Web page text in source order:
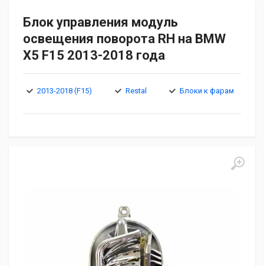
Блок управления модуль
освещения поворота RH на BMW
X5 F15 2013-2018 года
2013-2018 (F15) Restal Блоки к фарам